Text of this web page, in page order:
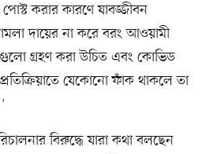
পোস্ট করার কারণে যাবজ্জীবন
দায়ের না করে বরং আওয়ামী
গ্রহণ করা উচিত এবং কোভিড
যেকোনো ফাঁক থাকলে তা
বিরুদ্ধে যারা কথা বলছেন